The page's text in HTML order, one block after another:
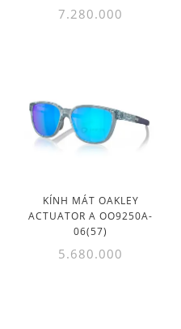
7.280.000
KÍNH MÁT OAKLEY
ACTUATOR A OO9250A-
06(57)
5.680.000